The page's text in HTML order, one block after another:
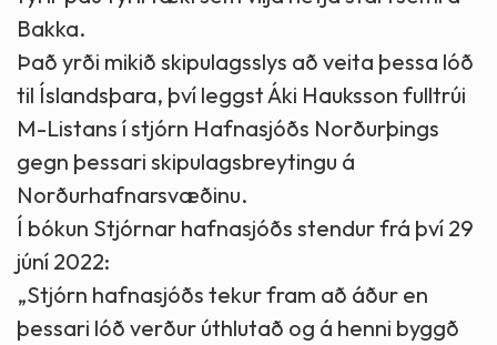
Bakka.
Það yrði mikið skipulagsslys að veita þessa lóð
til Íslandsþara, því leggst Áki Hauksson fulltrúi
M-Listans í stjórn Hafnasjóðs Norðurþings
gegn þessari skipulagsbreytingu á
Norðurhafnarsvæðinu.
Í bókun Stjórnar hafnasjóðs stendur frá því 29
júní 2022:
„Stjórn hafnasjóðs tekur fram að áður en
þessari lóð verður úthlutað og á henni byggð